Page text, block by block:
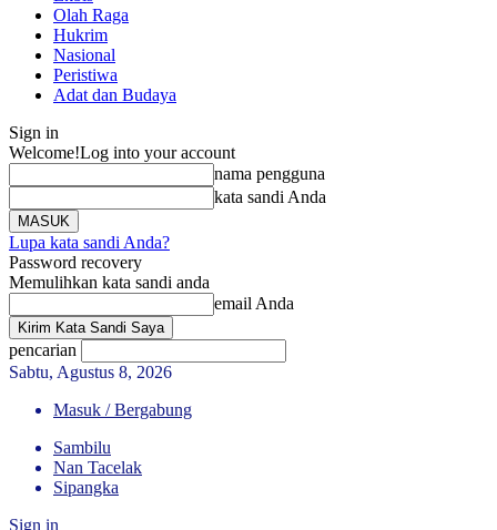
Olah Raga
Hukrim
Nasional
Peristiwa
Adat dan Budaya
Sign in
Welcome!Log into your account
nama pengguna
kata sandi Anda
Lupa kata sandi Anda?
Password recovery
Memulihkan kata sandi anda
email Anda
pencarian
Sabtu, Agustus 8, 2026
Masuk / Bergabung
Sambilu
Nan Tacelak
Sipangka
Sign in